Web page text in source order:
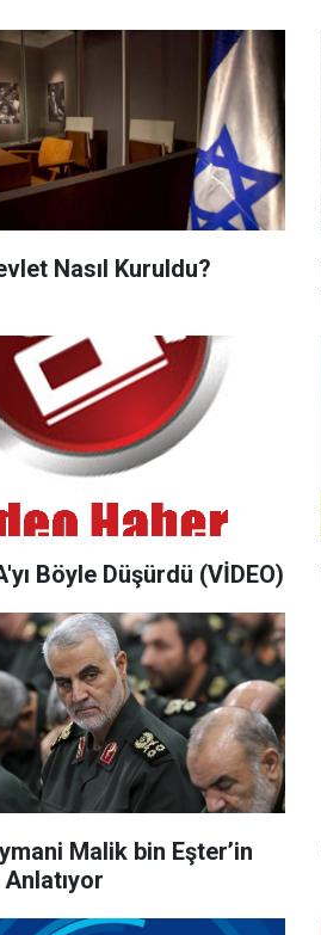
Kuruldu?
Böyle Düşürdü (VİDEO)
Malik bin Eşter’in